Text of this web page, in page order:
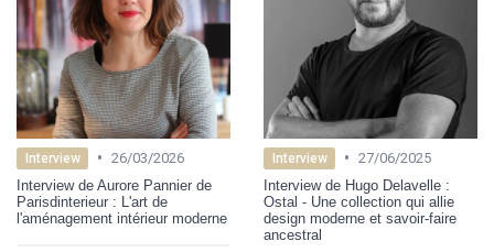
Interview • 26/03/2026
Interview de Aurore Pannier de
Parisdinterieur : L'art de
l'aménagement intérieur moderne
Interview • 27/06/2025
Interview de Hugo Delavelle :
Ostal - Une collection qui allie
design moderne et savoir-faire
ancestral